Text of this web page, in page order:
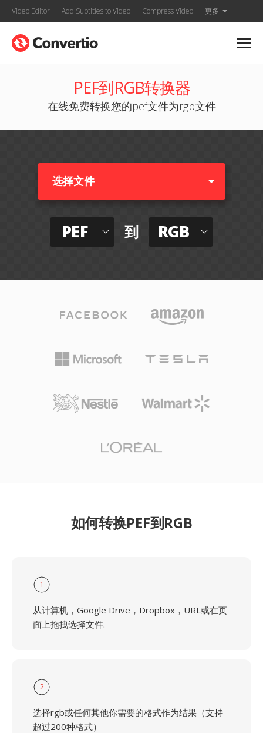
Video Editor Add Subtitles to Video Compress Video 更多
PEF到RGB转换器
在线免费转换您的pef文件为rgb文件
选择文件
PEF 到 RGB
如何转换PEF到RGB
1
从计算机，Google Drive，Dropbox，URL或在页
面上拖拽选择文件.
2
选择rgb或任何其他你需要的格式作为结果（支持
超过200种格式）